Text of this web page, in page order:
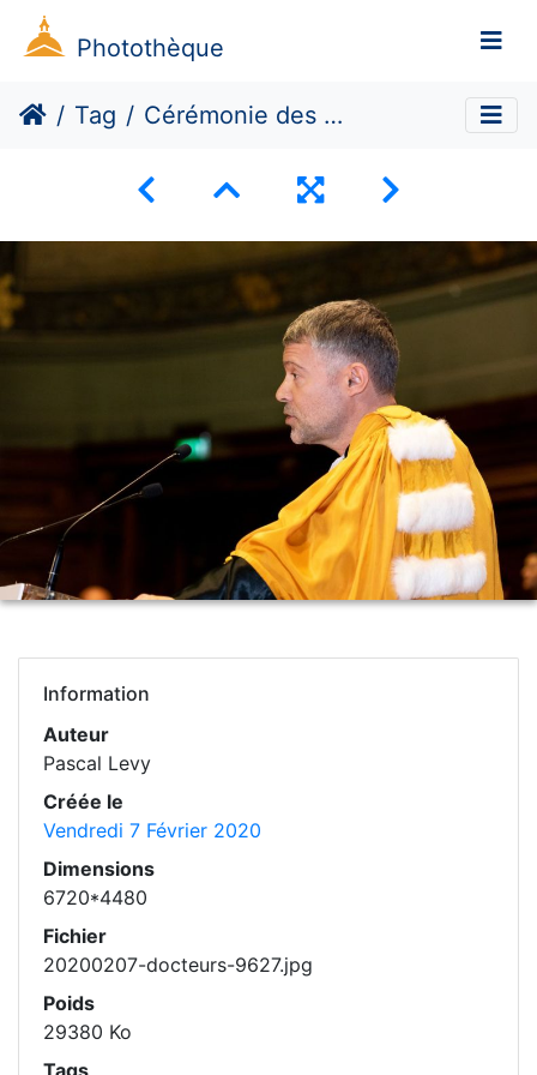
Photothèque
Tag Cérémonie des docteurs 2019
Information
Auteur
Pascal Levy
Créée le
Vendredi 7 Février 2020
Dimensions
6720*4480
Fichier
20200207-docteurs-9627.jpg
Poids
29380 Ko
Tags